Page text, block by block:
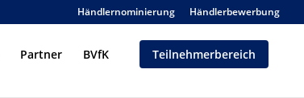
Händlernominierung Händlerbewerbung
Partner BVfK Teilnehmerbereich